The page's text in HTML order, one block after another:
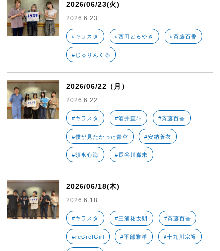
2026/06/23(火)
2026.6.23
#キラスタ #西田どらやき #斉藤百香
#じゅりんぐる
2026/06/22（月）
2026.6.22
#キラスタ #酒井直斗 #斉藤百香
#僕が見たかった青空 #安納蒼衣
#須永心海 #長谷川稀未
2026/06/18(木)
2026.6.18
#キラスタ #三浦祐太朗 #斉藤百香
#reGretGirl #平部雅洋 #十九川宗裕